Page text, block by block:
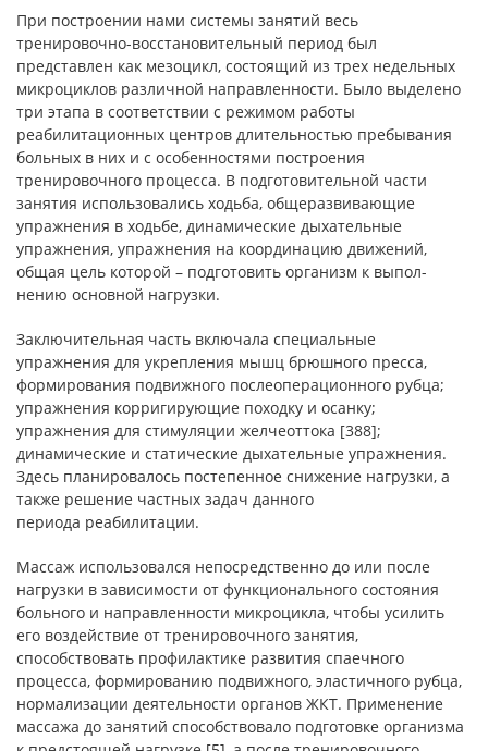
При построении нами системы занятий весь
тренировочно-восстановительный период был
представлен как мезоцикл, состоящий из трех недельных
микроциклов различной направленности. Было выделено
три этапа в соответствии с режимом работы
реабилитационных центров длительностью пребывания
больных в них и с особенностями построения
тренировочного процесса. В подготовительной части
занятия использовались ходьба, общеразвивающие
упражнения в ходьбе, динамические дыхательные
упражнения, упражнения на координацию движений,
общая цель которой – подготовить организм к выпол-
нению основной нагрузки.
Заключительная часть включала специальные
упражнения для укрепления мышц брюшного пресса,
формирования подвижного послеоперационного рубца;
упражнения корригирующие походку и осанку;
упражнения для стимуляции желчеоттока [388];
динамические и статические дыхательные упражнения.
Здесь планировалось постепенное снижение нагрузки, а
также решение частных задач данного
периода реабилитации.
Массаж использовался непосредственно до или после
нагрузки в зависимости от функционального состояния
больного и направленности микроцикла, чтобы усилить
его воздействие от тренировочного занятия,
способствовать профилактике развития спаечного
процесса, формированию подвижного, эластичного рубца,
нормализации деятельности органов ЖКТ. Применение
массажа до занятий способствовало подготовке организма